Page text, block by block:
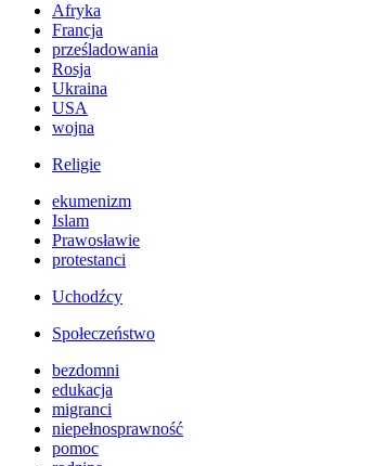
Afryka
Francja
prześladowania
Rosja
Ukraina
USA
wojna
Religie
ekumenizm
Islam
Prawosławie
protestanci
Uchodźcy
Społeczeństwo
bezdomni
edukacja
migranci
niepełnosprawność
pomoc